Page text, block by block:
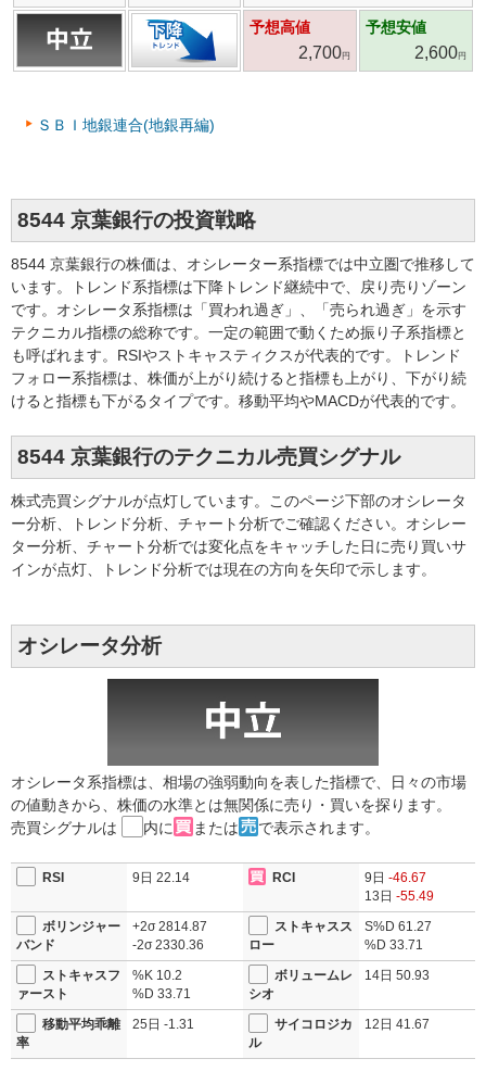
予想高値
2,700円
予想安値
2,600円
ＳＢＩ地銀連合(地銀再編)
8544 京葉銀行の投資戦略
8544 京葉銀行の株価は、オシレーター系指標では中立圏で推移して
います。トレンド系指標は下降トレンド継続中で、戻り売りゾーン
です。オシレータ系指標は「買われ過ぎ」、「売られ過ぎ」を示す
テクニカル指標の総称です。一定の範囲で動くため振り子系指標と
も呼ばれます。RSIやストキャスティクスが代表的です。トレンド
フォロー系指標は、株価が上がり続けると指標も上がり、下がり続
けると指標も下がるタイプです。移動平均やMACDが代表的です。
8544 京葉銀行のテクニカル売買シグナル
株式売買シグナルが点灯しています。このページ下部のオシレータ
ー分析、トレンド分析、チャート分析でご確認ください。オシレー
ター分析、チャート分析では変化点をキャッチした日に売り買いサ
インが点灯、トレンド分析では現在の方向を矢印で示します。
オシレータ分析
オシレータ系指標は、相場の強弱動向を表した指標で、日々の市場
の値動きから、株価の水準とは無関係に売り・買いを探ります。
売買シグナルは
内に または で表示されます。
RSI 9日 22.14 RCI 9日 -46.67
13日 -55.49
ボリンジャー
バンド
+2σ2814.87
-2σ2330.36
ストキャスス
ロー
S%D 61.27
%D 33.71
ストキャスフ
ァースト
%K 10.2
%D 33.71
ボリュームレ
シオ
14日 50.93
移動平均乖離
率
25日 -1.31
サイコロジカ
ル
12日 41.67